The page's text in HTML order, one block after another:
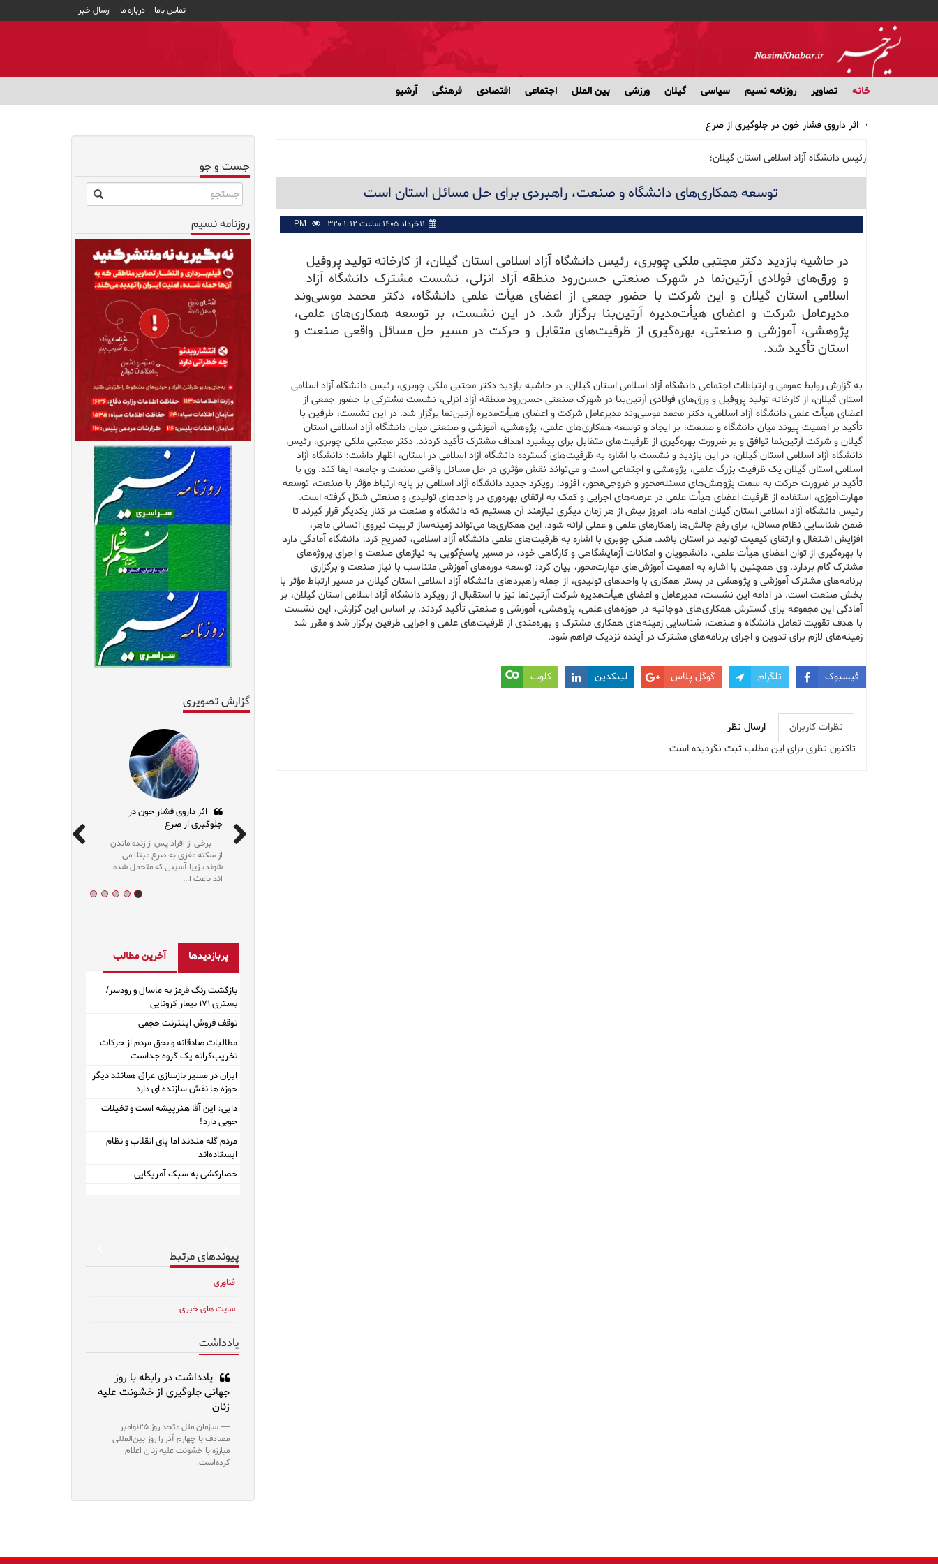
تماس باما درباره ما ارسال خبر
خانه تصاویر روزنامه نسیم سیاسی گیلان ورزشی بین الملل اجتماعی اقتصادی فرهنگی
آرشیو
اثر داروی فشار خون در جلوگیری از صرع
پرداخت وام ضروری ۳۰ میلیون تومانی به حساب ۵۱ هزار بازنشسته کشوری/ کارمزد وام ۴ درصد
مشارکت ۱۹ بانک در توزیع سود سهام عدالت
بهترین انتخاب‌ها برای تغذیه سالم در طولانی‌ترین شب سال
رئیس دانشگاه آزاد اسلامی استان گیلان؛
توسعه همکاری‌های دانشگاه و صنعت، راهبردی برای حل مسائل استان است
۱۱خرداد ۱۴۰۵ ساعت ۱:۱۲ PM 320
در حاشیه بازدید دکتر مجتبی ملکی چوبری، رئیس دانشگاه آزاد اسلامی استان گیلان، از کارخانه تولید پروفیل
و ورق‌های فولادی آرتین‌نما در شهرک صنعتی حسن‌رود منطقه آزاد انزلی، نشست مشترک دانشگاه آزاد
اسلامی استان گیلان و این شرکت با حضور جمعی از اعضای هیأت علمی دانشگاه، دکتر محمد موسی‌وند
مدیرعامل شرکت و اعضای هیأت‌مدیره آرتین‌بنا برگزار شد. در این نشست، بر توسعه همکاری‌های علمی،
پژوهشی، آموزشی و صنعتی، بهره‌گیری از ظرفیت‌های متقابل و حرکت در مسیر حل مسائل واقعی صنعت و
استان تأکید شد.
به گزارش روابط عمومی و ارتباطات اجتماعی دانشگاه آزاد اسلامی استان گیلان، در حاشیه بازدید دکتر مجتبی ملکی چوبری، رئیس دانشگاه آزاد اسلامی
استان گیلان، از کارخانه تولید پروفیل و ورق‌های فولادی آرتین‌بنا در شهرک صنعتی حسن‌رود منطقه آزاد انزلی، نشست مشترکی با حضور جمعی از
اعضای هیأت علمی دانشگاه آزاد اسلامی، دکتر محمد موسی‌وند مدیرعامل شرکت و اعضای هیأت‌مدیره آرتین‌نما برگزار شد. در این نشست، طرفین با
تأکید بر اهمیت پیوند میان دانشگاه و صنعت، بر ایجاد و توسعه همکاری‌های علمی، پژوهشی، آموزشی و صنعتی میان دانشگاه آزاد اسلامی استان
گیلان و شرکت آرتین‌نما توافق و بر ضرورت بهره‌گیری از ظرفیت‌های متقابل برای پیشبرد اهداف مشترک تأکید کردند. دکتر مجتبی ملکی چوبری، رئیس
دانشگاه آزاد اسلامی استان گیلان، در این بازدید و نشست با اشاره به ظرفیت‌های گسترده دانشگاه آزاد اسلامی در استان، اظهار داشت: دانشگاه آزاد
اسلامی استان گیلان یک ظرفیت بزرگ علمی، پژوهشی و اجتماعی است و می‌تواند نقش مؤثری در حل مسائل واقعی صنعت و جامعه ایفا کند. وی با
تأکید بر ضرورت حرکت به سمت پژوهش‌های مسئله‌محور و خروجی‌محور، افزود: رویکرد جدید دانشگاه آزاد اسلامی بر پایه ارتباط مؤثر با صنعت، توسعه
مهارت‌آموزی، استفاده از ظرفیت اعضای هیأت علمی در عرصه‌های اجرایی و کمک به ارتقای بهره‌وری در واحدهای تولیدی و صنعتی شکل گرفته است.
رئیس دانشگاه آزاد اسلامی استان گیلان ادامه داد: امروز بیش از هر زمان دیگری نیازمند آن هستیم که دانشگاه و صنعت در کنار یکدیگر قرار گیرند تا
ضمن شناسایی نظام مسائل، برای رفع چالش‌ها راهکارهای علمی و عملی ارائه شود. این همکاری‌ها می‌تواند زمینه‌ساز تربیت نیروی انسانی ماهر،
افزایش اشتغال و ارتقای کیفیت تولید در استان باشد. ملکی چوبری با اشاره به ظرفیت‌های علمی دانشگاه آزاد اسلامی، تصریح کرد: دانشگاه آمادگی دارد
با بهره‌گیری از توان اعضای هیأت علمی، دانشجویان و امکانات آزمایشگاهی و کارگاهی خود، در مسیر پاسخ‌گویی به نیازهای صنعت و اجرای پروژه‌های
مشترک گام بردارد. وی همچنین با اشاره به اهمیت آموزش‌های مهارت‌محور، بیان کرد: توسعه دوره‌های آموزشی متناسب با نیاز صنعت و برگزاری
برنامه‌های مشترک آموزشی و پژوهشی در بستر همکاری با واحدهای تولیدی، از جمله راهبردهای دانشگاه آزاد اسلامی استان گیلان در مسیر ارتباط مؤثر با
بخش صنعت است. در ادامه این نشست، مدیرعامل و اعضای هیأت‌مدیره شرکت آرتین‌نما نیز با استقبال از رویکرد دانشگاه آزاد اسلامی استان گیلان، بر
آمادگی این مجموعه برای گسترش همکاری‌های دوجانبه در حوزه‌های علمی، پژوهشی، آموزشی و صنعتی تأکید کردند. بر اساس این گزارش، این نشست
با هدف تقویت تعامل دانشگاه و صنعت، شناسایی زمینه‌های همکاری مشترک و بهره‌مندی از ظرفیت‌های علمی و اجرایی طرفین برگزار شد و مقرر شد
زمینه‌های لازم برای تدوین و اجرای برنامه‌های مشترک در آینده نزدیک فراهم شود.
فیسبوک تلگرام گوگل پلاس لینکدین کلوب
نظرات کاربران
ارسال نظر
تاکنون نظری برای این مطلب ثبت نگردیده است
جست و جو
روزنامه نسیم
گزارش تصویری
اثر داروی فشار خون در
جلوگیری از صرع
برخی از افراد پس از زنده ماندن
از سکته مغزی به صرع مبتلا می
شوند، زیرا آسیبی که متحمل شده
اند باعث ا...
پربازدیدها آخرین مطالب
بازگشت رنگ قرمز به ماسال و رودسر/
بستری ۱۷۱ بیمار کرونایی
توقف فروش اینترنت حجمی
مطالبات صادقانه و بحق مردم از حرکات
تخریب‌گرانه یک گروه جداست
ایران در مسیر بازسازی عراق همانند دیگر
حوزه ها نقش سازنده ای دارد
دایی: این آقا هنرپیشه است و تخیلات
خوبی دارد!
مردم گله مندند اما پای انقلاب و نظام
ایستاده‌اند
حصارکشی به سبک آمریکایی
Next
پیوندهای مرتبط
فناوری
سایت های خبری
یادداشت
یادداشت در رابطه با روز
جهانی جلوگیری از خشونت علیه
زنان
سازمان ملل متحد روز ۲۵نوامبر
مصادف با چهارم آذر را روز بین‌المللی
مبارزه با خشونت علیه زنان اعلام
کرده‌است.